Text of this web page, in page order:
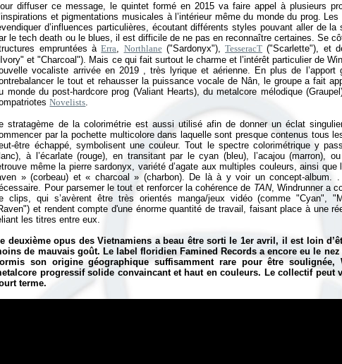
diffuser ce message, le quintet formé en 2015 va faire appel à plusieurs
et pigmentations musicales à l’intérieur même du monde du prog.
d’influences particulières, écoutant différents styles pouvant aller de
le tech death ou le blues, il est difficile de ne pas en reconnaître certaines. Se
empruntées àErra, Northlane("Sardonyx"),TesseracT ("Scarlette"), et
et "Charcoal"). Mais ce qui fait surtout le charme et l’intérêt particulier de
vocaliste arrivée en 2019 , très lyrique et aérienne. En plus de l’apport
le tout et rehausser la puissance vocale de Nân, le groupe a fait
monde du post-hardcore prog (Valiant Hearts), du metalcore mélodique
Novelists.
stratagème de la colorimétrie est aussi utilisé afin de donner un éclat
par la pochette multicolore dans laquelle sont presque contenus tous
être échappé, symbolisent une couleur. Tout le spectre colorimétrique y
à l’écarlate (rouge), en transitant par le cyan (bleu), l’acajou (marron),
même la pierre sardonyx, variété d’agate aux multiples couleurs, ainsi
» (corbeau) et « charcoal» (charbon). De là à y voir un concept-album.
Pour parsemer le tout et renforcer la cohérence de TAN, Windrunner a
clips, qui s’avèrent être très orientés manga/jeux vidéo (comme "Cyan",
et rendent compte d'une énorme quantité de travail, faisant place à une
les titres entre eux.
deuxième opus des Vietnamiens a beau être sorti le 1er avril, il est loin
de mauvais goût. Le label floridien Famined Records a encore eu le
son origine géographique suffisamment rare pour être soulignée,
progressif solide convaincant et haut en couleurs. Le collectif peut
terme.